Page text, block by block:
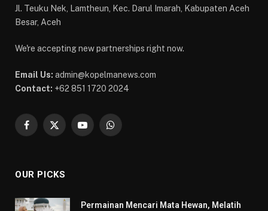
Jl. Teuku Nek, Lamtheun, Kec. Darul Imarah, Kabupaten Aceh
Besar, Aceh
We're accepting new partnerships right now.
Email Us: admin@kopelmanews.com
Contact: +62 851 1720 2024
Facebook
X
YouTubeWhatsApp
OUR PICKS
Permainan Mencari Mata Hewan, Melatih